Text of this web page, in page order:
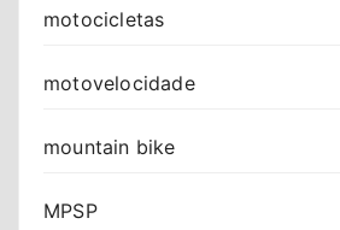
motocicletas
motovelocidade
mountain bike
MPSP